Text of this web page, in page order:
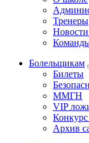
Тренеры
Болельщикам
Билеты
ММГН
VIP
Конкурс
Архив